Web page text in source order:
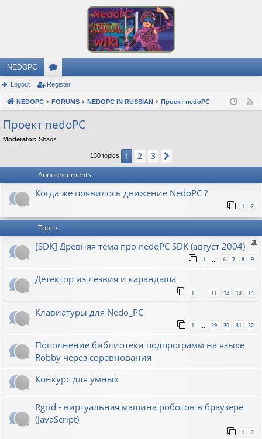
NEDOPC
or
u
s
Logout Register
NEDOPC FORUMS NEDOPC IN RUSSIAN Проект nedoPC
Проект nedoPC
Moderator: Shaos
130 topics 1 2 3
Announcements
Когда же появилось движение NedoPC ?
1 2
Topics
[SDK] Древняя тема про nedoPC SDK (август 2004)
1 … 6 7 8 9
Детектор из лезвия и карандаша
1 11 12 13 14
Клавиатуры для Nedo_PC
1 29 30 31 32
Пополнение библиотеки подпрограмм на языке
Robby через соревнования
Конкурс для умных
Rgrid - виртуальная машина роботов в браузере
(JavaScript)
1 2